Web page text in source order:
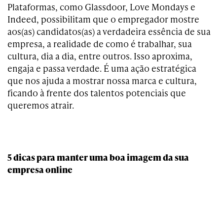
Plataformas, como Glassdoor, Love Mondays e
Indeed, possibilitam que o empregador mostre
aos(as) candidatos(as) a verdadeira essência de sua
empresa, a realidade de como é trabalhar, sua
cultura, dia a dia, entre outros. Isso aproxima,
engaja e passa verdade. É uma ação estratégica
que nos ajuda a mostrar nossa marca e cultura,
ficando à frente dos talentos potenciais que
queremos atrair.
5 dicas para manter uma boa imagem da sua
empresa online